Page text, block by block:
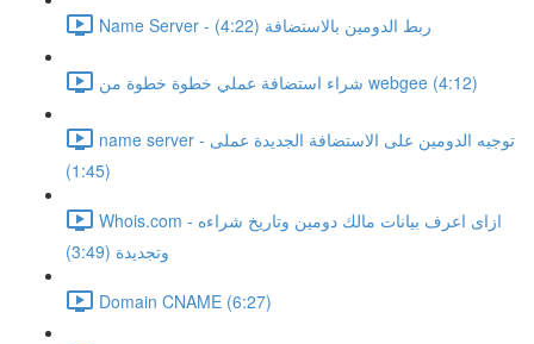
Name Server - ربط الدومين بالاستضافة (4:22)
شراء استضافة عملي خطوة خطوة من webgee (4:12)
name server - توجيه الدومين على الاستضافة الجديدة عملى
(1:45)
Whois.com - ازاى اعرف بيانات مالك دومين وتاريخ شراءه
وتجديدة (3:49)
Domain CNAME (6:27)